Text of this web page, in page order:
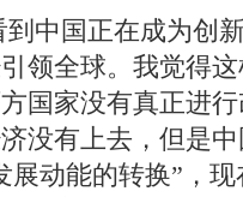
起的。中国对世
美国、日本、欧
金融危机以后，美